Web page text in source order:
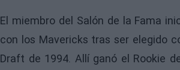
El miembro del Salón de la Fama
con los Mavericks tras ser elegido
Draft de 1994. Allí ganó el Rookie